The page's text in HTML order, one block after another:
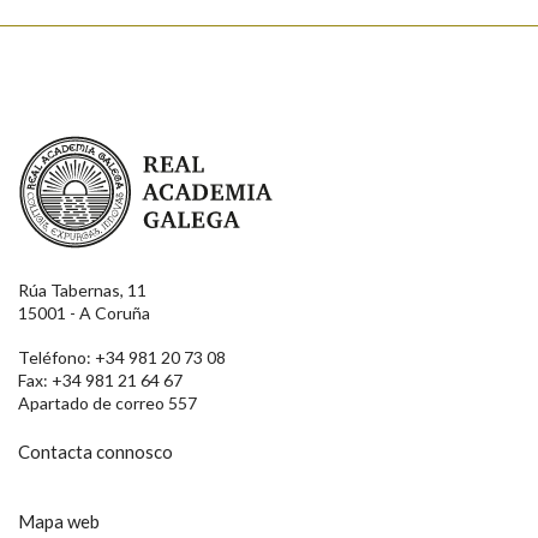
Enviar
Real Academia Galega
Rúa Tabernas, 11
15001 - A Coruña
Teléfono: +34 981 20 73 08
Fax: +34 981 21 64 67
Apartado de correo 557
Contacta connosco
Mapa web